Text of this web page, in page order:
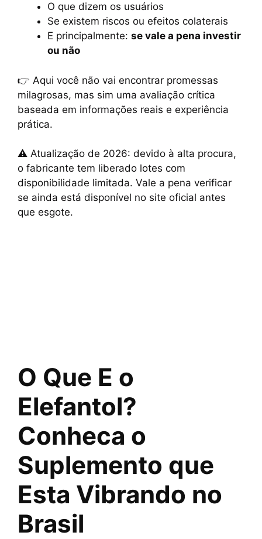
O que dizem os usuários
Se existem riscos ou efeitos colaterais
E principalmente: se vale a pena investir
ou não
👉 Aqui você não vai encontrar promessas
milagrosas, mas sim uma avaliação crítica
baseada em informações reais e experiência
prática.
⚠️ Atualização de 2026: devido à alta procura,
o fabricante tem liberado lotes com
disponibilidade limitada. Vale a pena verificar
se ainda está disponível no site oficial antes
que esgote.
O Que E o
Elefantol?
Conheca o
Suplemento que
Esta Vibrando no
Brasil